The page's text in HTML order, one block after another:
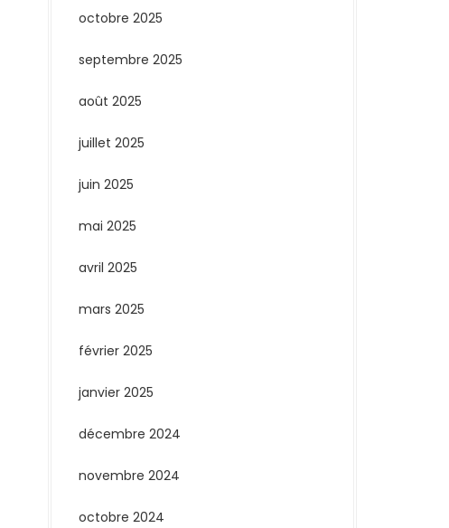
octobre 2025
septembre 2025
août 2025
juillet 2025
juin 2025
mai 2025
avril 2025
mars 2025
février 2025
janvier 2025
décembre 2024
novembre 2024
octobre 2024